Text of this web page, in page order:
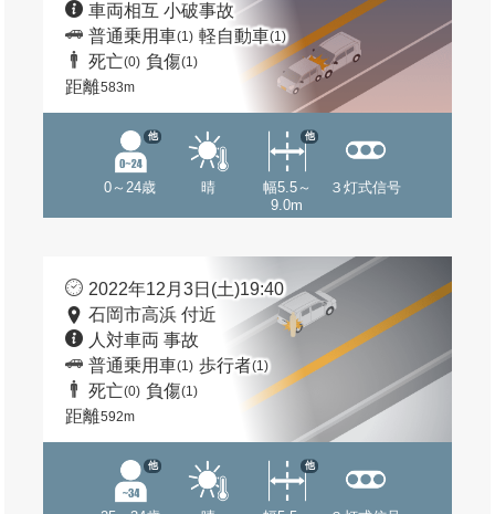
車両相互 小破事故
普通乗用車(1) 軽自動車(1)
死亡(0) 負傷(1)
距離583m
0～24歳
他
晴
幅5.5～
9.0m
他
３灯式信号
2022年12月3日(土)19:40
石岡市高浜 付近
人対車両 事故
普通乗用車(1) 歩行者(1)
死亡(0) 負傷(1)
距離592m
他 他